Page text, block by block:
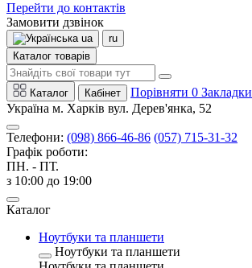
Перейти до контактів
Замовити дзвінок
ua
ru
Каталог товарів
Каталог Кабінет Порівняти 0 Закладки
Україна м. Харків вул. Дерев'янка, 52
Телефони: (098) 866-46-86 (057) 715-31-32
Графік роботи:
ПН. - ПТ.
з 10:00 до 19:00
Каталог
Ноутбуки та планшети
Ноутбуки та планшети